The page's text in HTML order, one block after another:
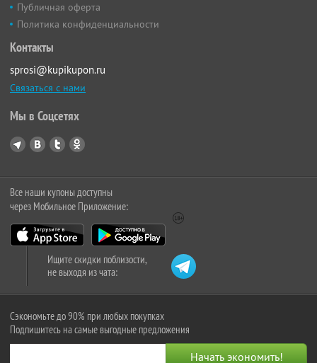
Публичная оферта
Политика конфиденциальности
Контакты
sprosi@kupikupon.ru
Связаться с нами
Мы в Соцсетях
Все наши купоны доступны
через Мобильное Приложение:
Ищите скидки поблизости,
не выходя из чата:
Сэкономьте до 90% при любых покупках
Подпишитесь на самые выгодные предложения